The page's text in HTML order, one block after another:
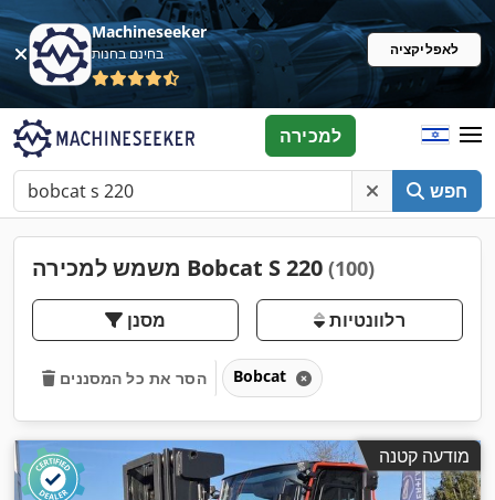
Machineseeker
בחינם בחנות לאפליקציה
חפש
למכירה
משמש למכירה Bobcat S 220 (100)
מסנן רלוונטיות
הסר את כל המסננים Bobcat
מודעה קטנה